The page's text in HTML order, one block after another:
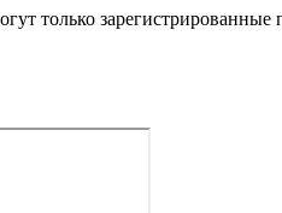
только зарегистрированные